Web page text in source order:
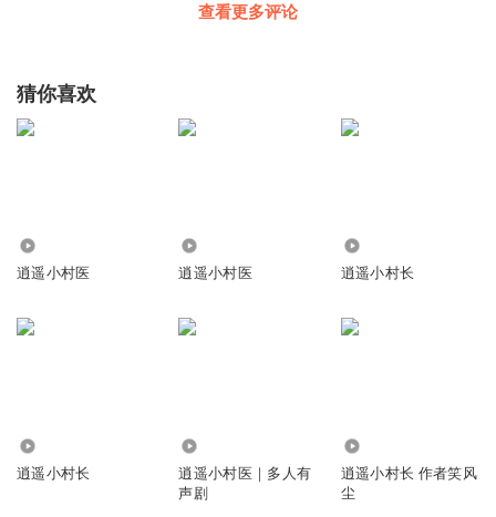
查看更多评论
猜你喜欢
逍遥小村医 逍遥小村医 逍遥小村长
逍遥小村长
逍遥小村医｜多人有
声剧
逍遥小村长 作者笑风
尘